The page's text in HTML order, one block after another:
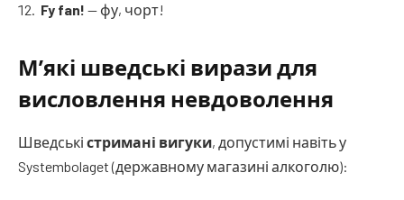
Fy fan! — фу, чорт!
М’які шведські вирази для
висловлення невдоволення
Шведські стримані вигуки, допустимі навіть у
Systembolaget (державному магазині алкоголю):